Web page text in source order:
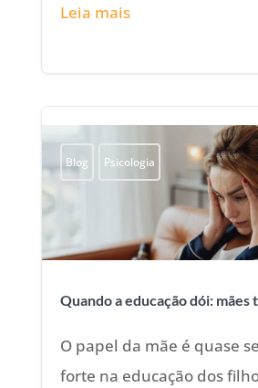
Leia mais
Blog Psicologia
Quando a educação dói: mães
O papel da mãe é quase
forte na educação dos